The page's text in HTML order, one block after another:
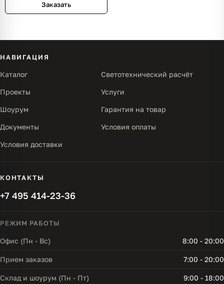
Заказать
НАВИГАЦИЯ
Каталог Светотехнический расчёт
Проекты Услуги
Шоурум Гарантия на товар
Документы Условия оплаты
Условия доставки
КОНТАКТЫ
+7 495 414-23-36
РЕЖИМ РАБОТЫ
Офис (Пн - Вс) 8:00 - 20:00
Прием заказов 7:00 - 20:00
Склад и шоурум (Пн - Пт) 9:00 - 18:00